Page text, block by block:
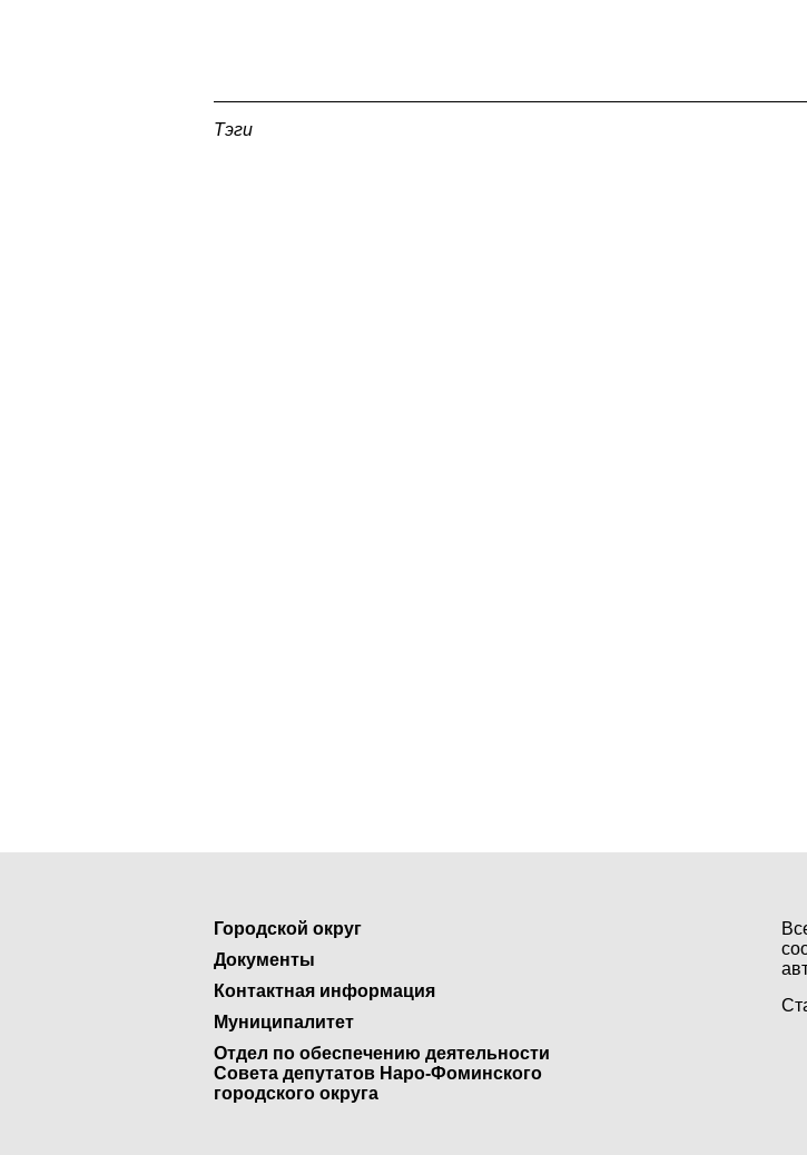
Тэги
Городской округ
Документы
Контактная информация
Муниципалитет
Отдел по обеспечению деятельности
Совета депутатов Наро-Фоминского
городского округа